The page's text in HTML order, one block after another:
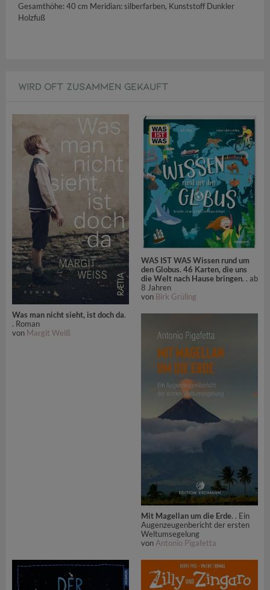
Gesamthöhe: 40 cm Meridian: silberfarben, Kunststoff Dunkler
Holzfuß
WIRD OFT ZUSAMMEN GEKAUFT
Was man nicht sieht, ist doch da.
. Roman
von Margit Weiß
WAS IST WAS Wissen rund um
den Globus. 46 Karten, die uns
die Welt nach Hause bringen. . ab
8 Jahren
von Birk Grüling
Mit Magellan um die Erde. . Ein
Augenzeugenbericht der ersten
Weltumsegelung
von Antonio Pigafetta